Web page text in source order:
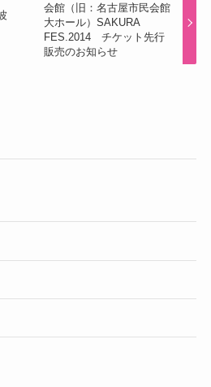
会館（旧：名古屋市民会館
大ホール）SAKURA
FES.2014 チケット先行
販売のお知らせ